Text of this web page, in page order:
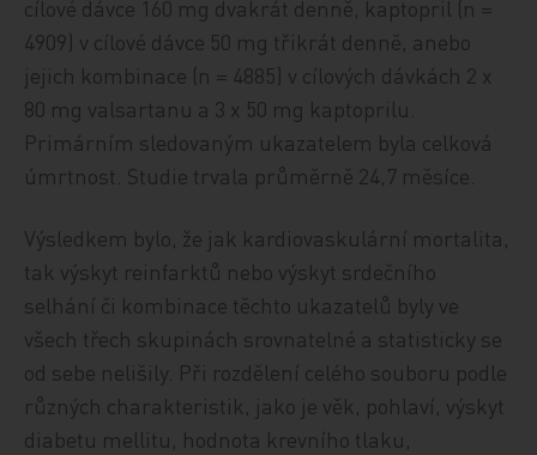
cílové dávce 160 mg dvakrát denně, kaptopril (n =
4909) v cílové dávce 50 mg třikrát denně, anebo
jejich kombinace (n = 4885) v cílových dávkách 2 x
80 mg valsartanu a 3 x 50 mg kaptoprilu.
Primárním sledovaným ukazatelem byla celková
úmrtnost. Studie trvala průměrně 24,7 měsíce.
Výsledkem bylo, že jak kardiovaskulární mortalita,
tak výskyt reinfarktů nebo výskyt srdečního
selhání či kombinace těchto ukazatelů byly ve
všech třech skupinách srovnatelné a statisticky se
od sebe nelišily. Při rozdělení celého souboru podle
různých charakteristik, jako je věk, pohlaví, výskyt
diabetu mellitu, hodnota krevního tlaku,